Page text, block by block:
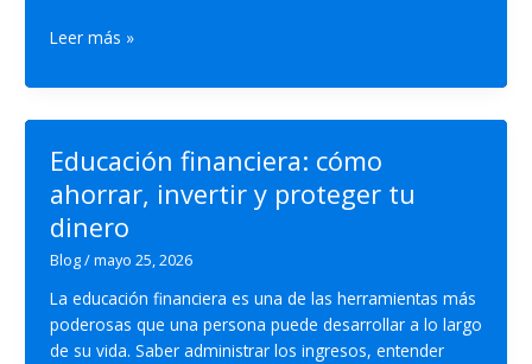
Errores
más
cómo
evitarlos
Leer más »
Educación financiera: cómo
ahorrar, invertir y proteger tu
dinero
Blog/mayo 25, 2026
La educación financiera es una de las herramientas más
poderosas que una persona puede desarrollar a lo largo
de su vida. Saber administrar los ingresos, entender